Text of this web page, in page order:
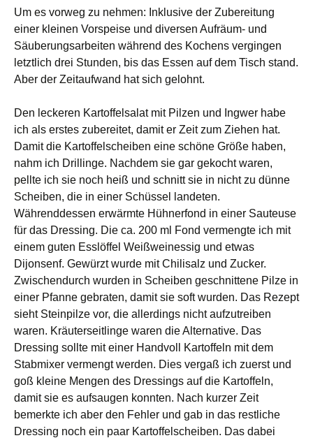
Um es vorweg zu nehmen: Inklusive der Zubereitung
einer kleinen Vorspeise und diversen Aufräum- und
Säuberungsarbeiten während des Kochens vergingen
letztlich drei Stunden, bis das Essen auf dem Tisch stand.
Aber der Zeitaufwand hat sich gelohnt.
Den leckeren Kartoffelsalat mit Pilzen und Ingwer habe
ich als erstes zubereitet, damit er Zeit zum Ziehen hat.
Damit die Kartoffelscheiben eine schöne Größe haben,
nahm ich Drillinge. Nachdem sie gar gekocht waren,
pellte ich sie noch heiß und schnitt sie in nicht zu dünne
Scheiben, die in einer Schüssel landeten.
Währenddessen erwärmte Hühnerfond in einer Sauteuse
für das Dressing. Die ca. 200 ml Fond vermengte ich mit
einem guten Esslöffel Weißweinessig und etwas
Dijonsenf. Gewürzt wurde mit Chilisalz und Zucker.
Zwischendurch wurden in Scheiben geschnittene Pilze in
einer Pfanne gebraten, damit sie soft wurden. Das Rezept
sieht Steinpilze vor, die allerdings nicht aufzutreiben
waren. Kräuterseitlinge waren die Alternative. Das
Dressing sollte mit einer Handvoll Kartoffeln mit dem
Stabmixer vermengt werden. Dies vergaß ich zuerst und
goß kleine Mengen des Dressings auf die Kartoffeln,
damit sie es aufsaugen konnten. Nach kurzer Zeit
bemerkte ich aber den Fehler und gab in das restliche
Dressing noch ein paar Kartoffelscheiben. Das dabei